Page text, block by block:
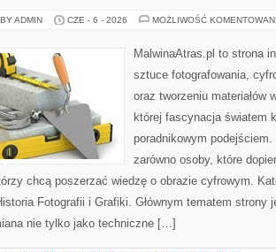
ADMIN CZE - 6 - 2026 MOŻLIWOŚĆ
MalwinaAtras.pl to strona
sztuce fotografowania,
oraz tworzeniu materiałów
której fascynacja światem
poradnikowym
zarówno osoby, które
chcą poszerzać wiedzę o obrazie cyfrowym.
Fotografii i Grafiki. Głównym tematem strony
nie tylko jako techniczne […]